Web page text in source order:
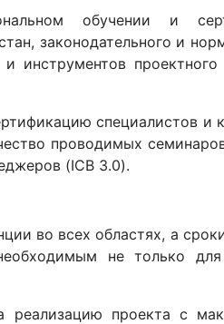
обучении и
законодательного и
специалистов и
проводимых
(ICB 3.0).
во всех областях, а
не только
реализацию проекта с